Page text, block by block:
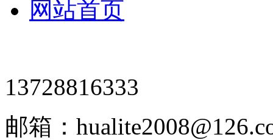
网站首页
13728816333
邮箱：